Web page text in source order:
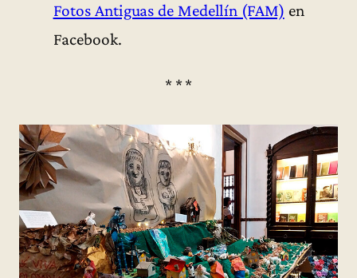
Fotos Antiguas de Medellín (FAM) en
Facebook.
* * *